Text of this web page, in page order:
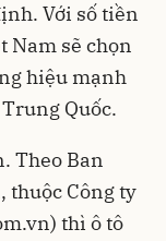
Với số tiền
Nam sẽ chọn
hiệu mạnh
Quốc.
Theo Ban
thuộc Công ty
thì ô tô